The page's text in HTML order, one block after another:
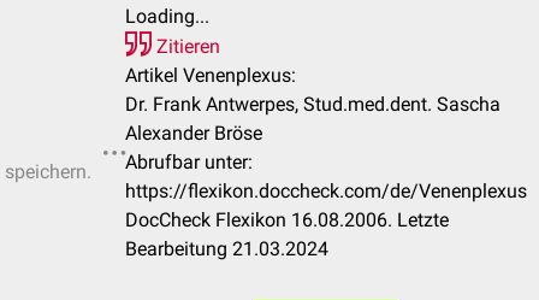
Loading...
Zitieren
Artikel Venenplexus:
Dr. Frank Antwerpes, Stud.med.dent. Sascha
Alexander Bröse
Abrufbar unter:
https://flexikon.doccheck.com/de/Venenplexus
DocCheck Flexikon 16.08.2006. Letzte
Bearbeitung 21.03.2024